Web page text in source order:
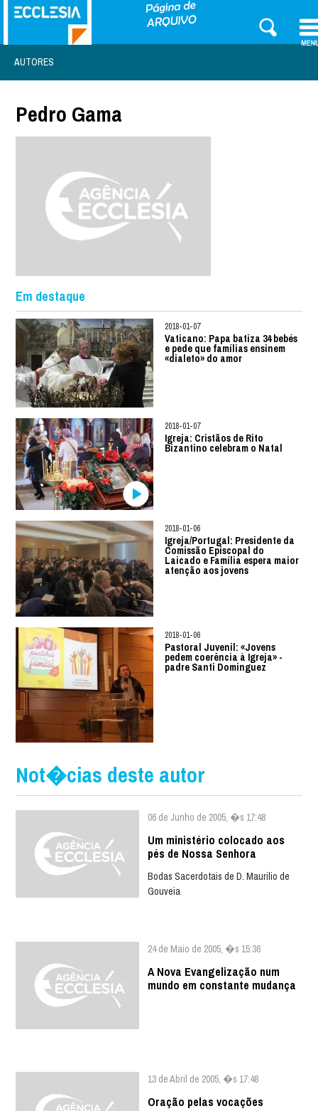
AUTORES
Pedro Gama
Em destaque
2018-01-07
Vaticano: Papa batiza 34 bebés
e pede que famílias ensinem
«dialeto» do amor
2018-01-07
Igreja: Cristãos de Rito
Bizantino celebram o Natal
2018-01-06
Igreja/Portugal: Presidente da
Comissão Episcopal do
Laicado e Família espera maior
atenção aos jovens
2018-01-06
Pastoral Juvenil: «Jovens
pedem coerência à Igreja» -
padre Santi Dominguez
Not�cias deste autor
06 de Junho de 2005, �s 17:48
Um ministério colocado aos
pés de Nossa Senhora
Bodas Sacerdotais de D. Maurilio de
Gouveia
24 de Maio de 2005, �s 15:36
A Nova Evangelização num
mundo em constante mudança
13 de Abril de 2005, �s 17:48
Oração pelas vocações